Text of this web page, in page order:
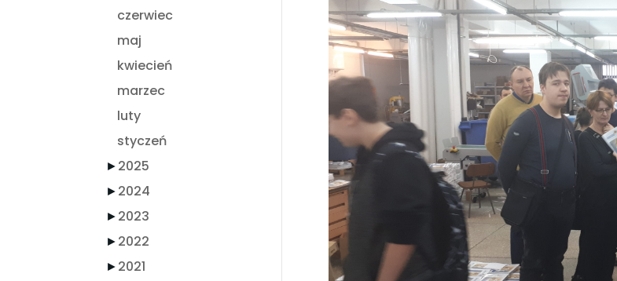
czerwiec
maj
kwiecień
marzec
luty
styczeń
►2025
►2024
►2023
►2022
►2021